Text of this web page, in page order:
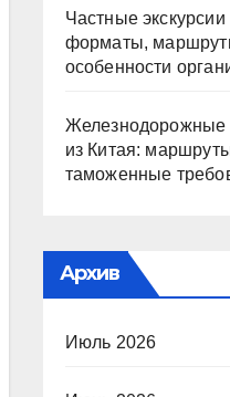
Частные экскурсии
форматы,
особенности
Железнодорожные
из Китая:
таможенные
Архив
Июль 2026